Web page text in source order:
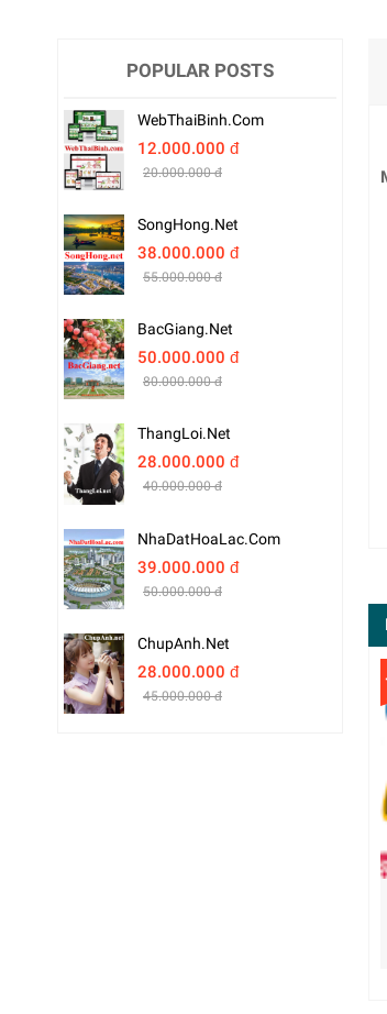
POPULAR POSTS
WebThaiBinh.com
12.000.000 đ
20.000.000 đ
SongHong.net
38.000.000 đ
55.000.000 đ
BacGiang.net
50.000.000 đ
80.000.000 đ
ThangLoi.net
28.000.000 đ
40.000.000 đ
NhaDatHoaLac.com
39.000.000 đ
50.000.000 đ
ChupAnh.net
28.000.000 đ
45.000.000 đ